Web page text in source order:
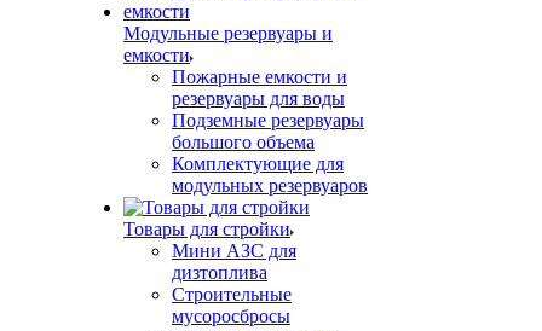
Модульные резервуары и
емкости
Пожарные емкости и
резервуары для воды
Подземные резервуары
большого объема
Комплектующие для
модульных резервуаров
Товары для стройки
Мини АЗС для
дизтоплива
Строительные
мусоросбросы